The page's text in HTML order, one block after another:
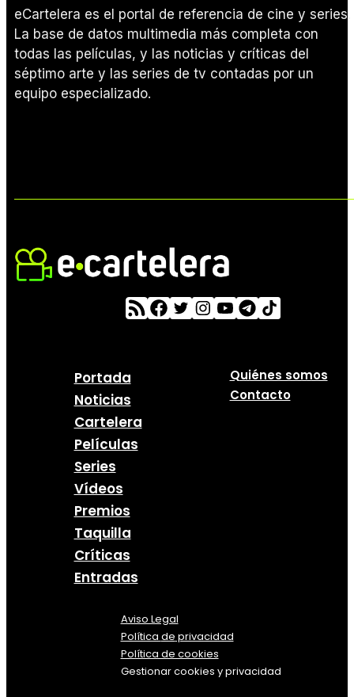
eCartelera es el portal de referencia de cine y series.
La base de datos multimedia más completa con
todas las películas, y las noticias y críticas del
séptimo arte y las series de tv contadas por un
equipo especializado.
Portada
Noticias
Cartelera
Películas
Series
Vídeos
Premios
Taquilla
Críticas
Entradas
Quiénes somos
Contacto
Aviso Legal
Política de privacidad
Política de cookies
Gestionar cookies y privacidad